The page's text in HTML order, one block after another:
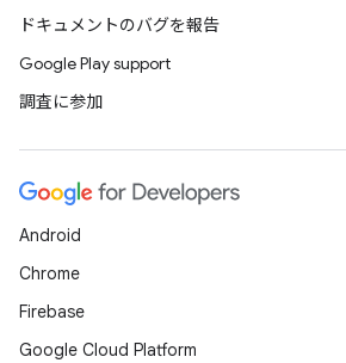
ドキュメントのバグを報告
Google Play support
調査に参加
Android
Chrome
Firebase
Google Cloud Platform